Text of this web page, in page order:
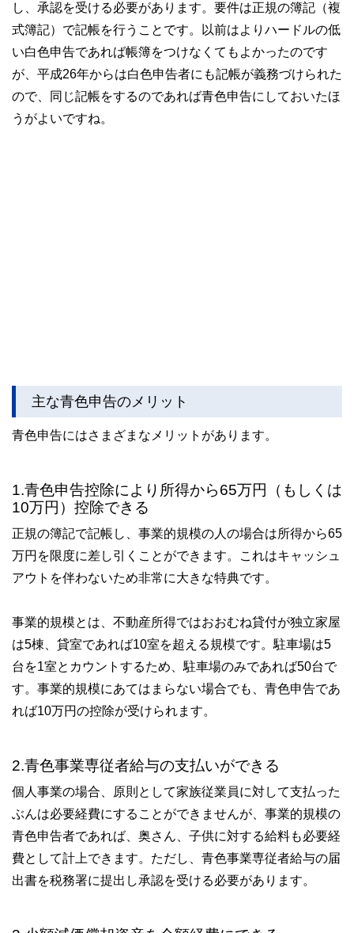
し、承認を受ける必要があります。要件は正規の簿記（複
式簿記）で記帳を行うことです。以前はよりハードルの低
い白色申告であれば帳簿をつけなくてもよかったのです
が、平成26年からは白色申告者にも記帳が義務づけられた
ので、同じ記帳をするのであれば青色申告にしておいたほ
うがよいですね。
主な青色申告のメリット
青色申告にはさまざまなメリットがあります。
1.青色申告控除により所得から65万円（もしくは
10万円）控除できる
正規の簿記で記帳し、事業的規模の人の場合は所得から65
万円を限度に差し引くことができます。これはキャッシュ
アウトを伴わないため非常に大きな特典です。
事業的規模とは、不動産所得ではおおむね貸付が独立家屋
は5棟、貸室であれば10室を超える規模です。駐車場は5
台を1室とカウントするため、駐車場のみであれば50台で
す。事業的規模にあてはまらない場合でも、青色申告であ
れば10万円の控除が受けられます。
2.青色事業専従者給与の支払いができる
個人事業の場合、原則として家族従業員に対して支払った
ぶんは必要経費にすることができませんが、事業的規模の
青色申告者であれば、奥さん、子供に対する給料も必要経
費として計上できます。ただし、青色事業専従者給与の届
出書を税務署に提出し承認を受ける必要があります。